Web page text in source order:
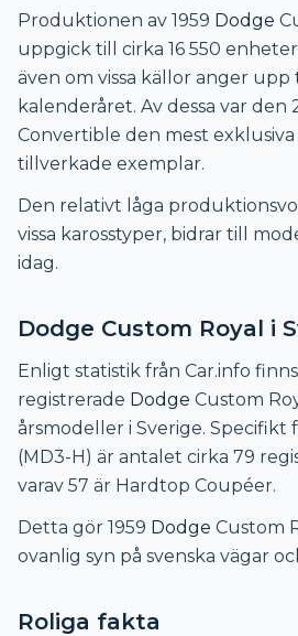
Produktionen av 1959 Dodge
uppgick till cirka 16 550
även om vissa källor anger
kalenderåret. Av dessa var den
Convertible den mest
tillverkade exemplar.
Den relativt låga
vissa karosstyper, bidrar till
idag.
Dodge Custom Royal i
Enligt statistik från Car.info
registrerade Dodge Custom
årsmodeller i Sverige. Specifikt
(MD3-H) är antalet cirka 79
varav 57 är Hardtop Coupéer.
Detta gör 1959 Dodge Custom
ovanlig syn på svenska vägar
Roliga fakta